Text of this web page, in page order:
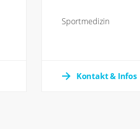
Sportmedizin
Kontakt & Infos